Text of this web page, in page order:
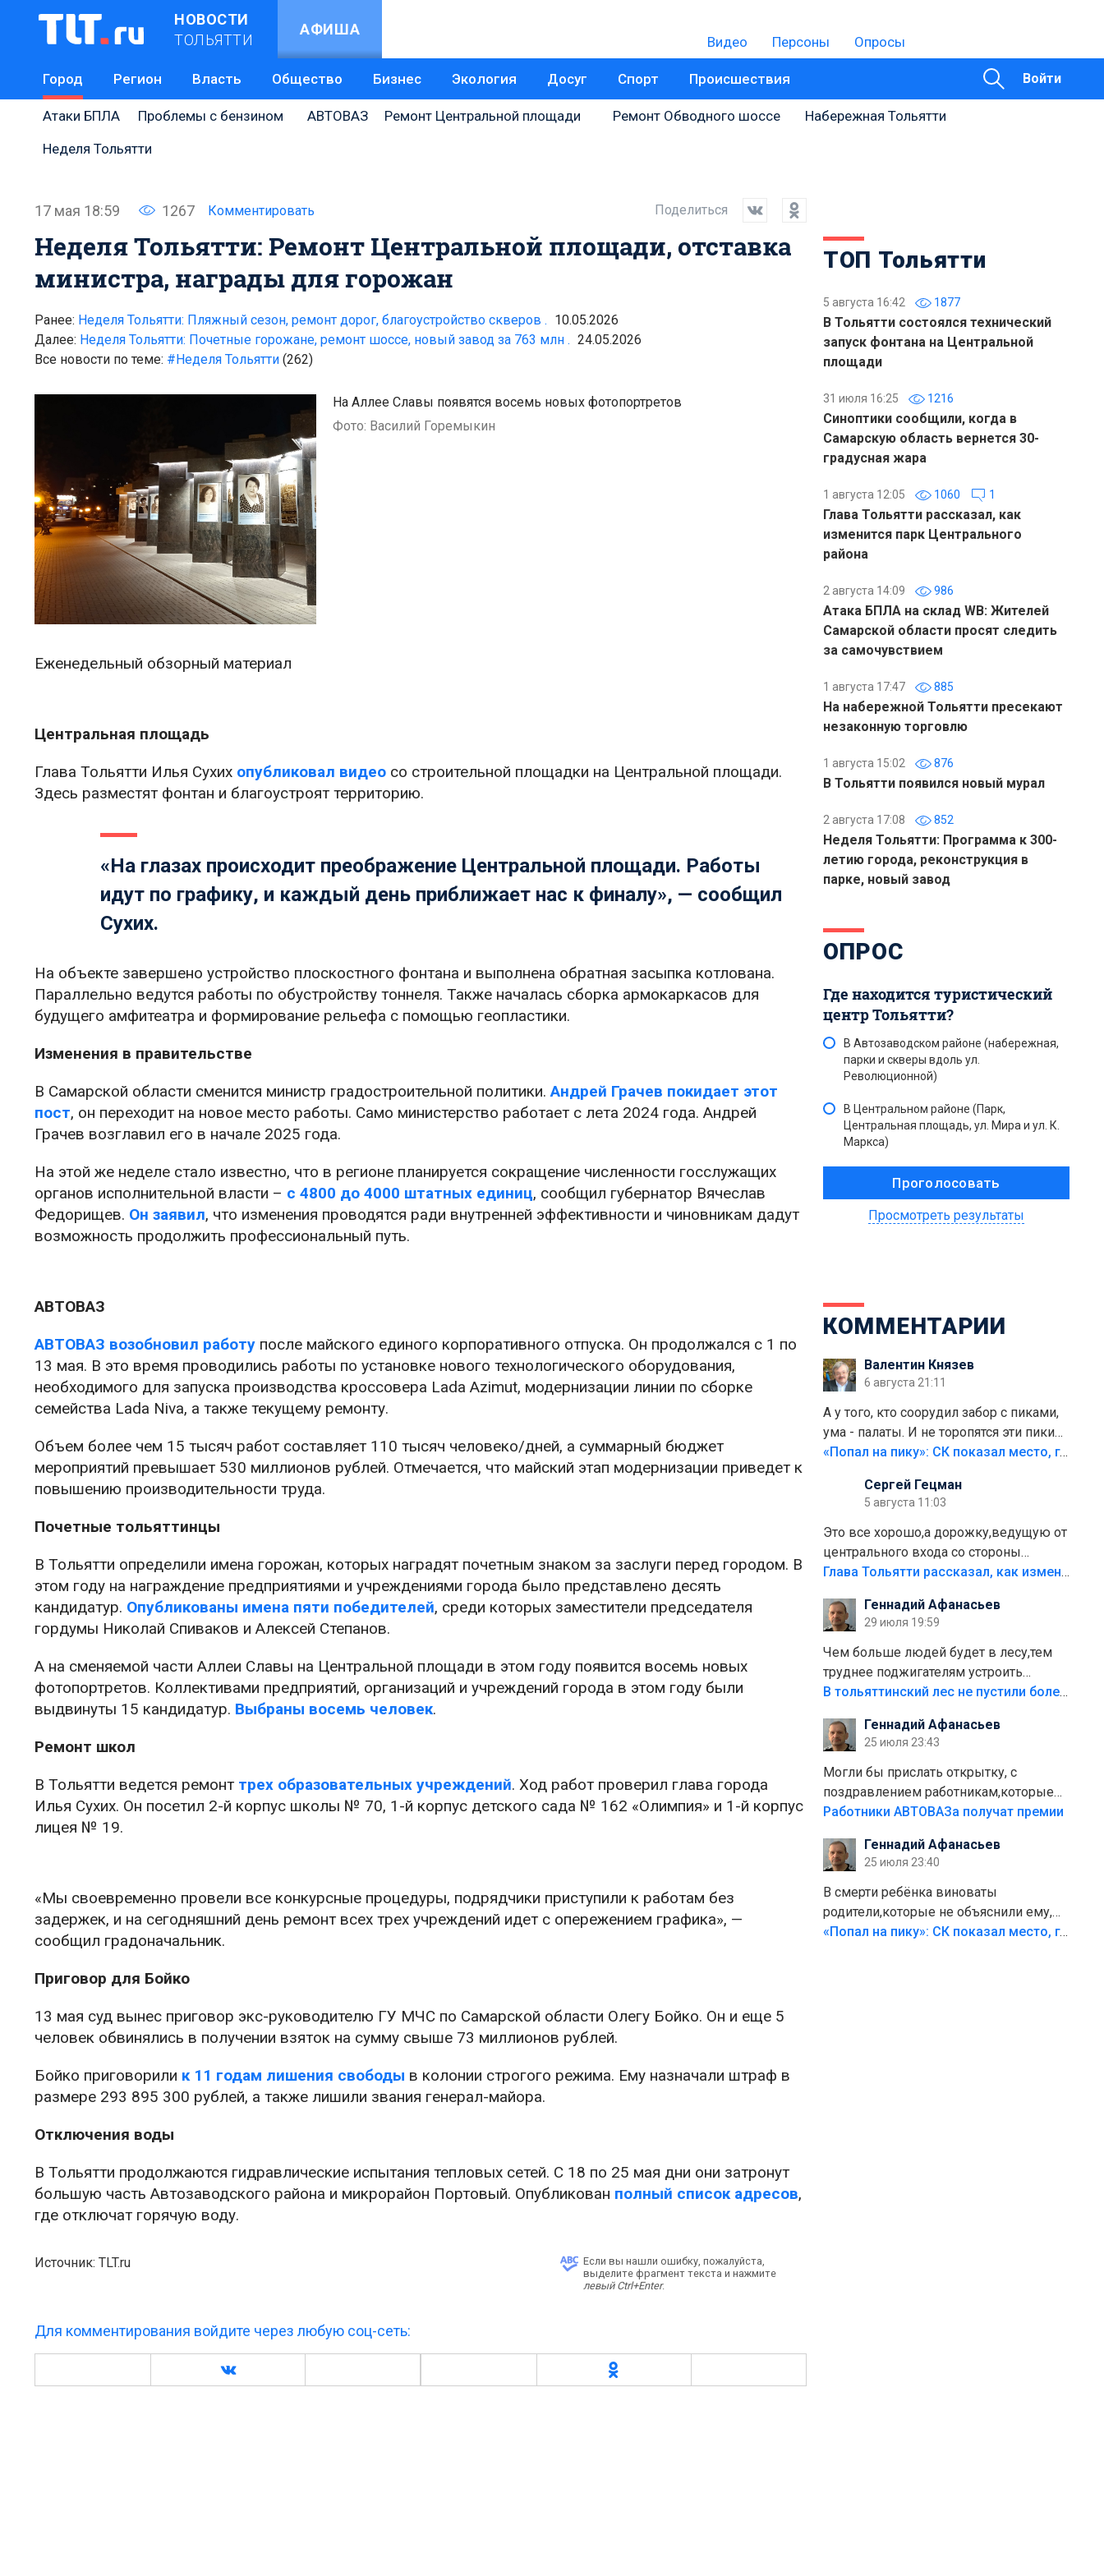
НОВОСТИ
ТОЛЬЯТТИ
АФИША
Видео Персоны Опросы
Город Регион Власть Общество Бизнес Экология Досуг Спорт Происшествия Войти
Атаки БПЛА Проблемы с бензином АВТОВАЗ Ремонт Центральной площади Ремонт Обводного шоссе
Набережная Тольятти
Неделя Тольятти
17 мая 18:59 1267 Комментировать Поделиться
Неделя Тольятти: Ремонт Центральной площади, отставка
министра, награды для горожан
Ранее: Неделя Тольятти: Пляжный сезон, ремонт дорог, благоустройство скверов . 10.05.2026
Далее: Неделя Тольятти: Почетные горожане, ремонт шоссе, новый завод за 763 млн . 24.05.2026
Все новости по теме: #Неделя Тольятти (262)
На Аллее Славы появятся восемь новых фотопортретов
Фото: Василий Горемыкин
Еженедельный обзорный материал
Центральная площадь
Глава Тольятти Илья Сухих опубликовал видео со строительной площадки на Центральной площади.
Здесь разместят фонтан и благоустроят территорию.
«На глазах происходит преображение Центральной площади. Работы
идут по графику, и каждый день приближает нас к финалу», — сообщил
Сухих.
На объекте завершено устройство плоскостного фонтана и выполнена обратная засыпка котлована.
Параллельно ведутся работы по обустройству тоннеля. Также началась сборка армокаркасов для
будущего амфитеатра и формирование рельефа с помощью геопластики.
Изменения в правительстве
В Самарской области сменится министр градостроительной политики.Андрей Грачев покидает этот
пост, он переходит на новое место работы. Само министерство работает с лета 2024 года. Андрей
Грачев возглавил его в начале 2025 года.
На этой же неделе стало известно, что в регионе планируется сокращение численности госслужащих
органов исполнительной власти – с 4800 до 4000 штатных единиц, сообщил губернатор Вячеслав
Федорищев. Он заявил, что изменения проводятся ради внутренней эффективности и чиновникам дадут
возможность продолжить профессиональный путь.
АВТОВАЗ
АВТОВАЗ возобновил работу после майского единого корпоративного отпуска. Он продолжался с 1 по
13 мая. В это время проводились работы по установке нового технологического оборудования,
необходимого для запуска производства кроссовера Lada Azimut, модернизации линии по сборке
семейства Lada Niva, а также текущему ремонту.
Объем более чем 15 тысяч работ составляет 110 тысяч человеко/дней, а суммарный бюджет
мероприятий превышает 530 миллионов рублей. Отмечается, что майский этап модернизации приведет к
повышению производительности труда.
Почетные тольяттинцы
В Тольятти определили имена горожан, которых наградят почетным знаком за заслуги перед городом. В
этом году на награждение предприятиями и учреждениями города было представлено десять
кандидатур. Опубликованы имена пяти победителей, среди которых заместители председателя
гордумы Николай Спиваков и Алексей Степанов.
А на сменяемой части Аллеи Славы на Центральной площади в этом году появится восемь новых
фотопортретов. Коллективами предприятий, организаций и учреждений города в этом году были
выдвинуты 15 кандидатур. Выбраны восемь человек.
Ремонт школ
В Тольятти ведется ремонт трех образовательных учреждений. Ход работ проверил глава города
Илья Сухих. Он посетил 2-й корпус школы № 70, 1-й корпус детского сада № 162 «Олимпия» и 1-й корпус
лицея № 19.
«Мы своевременно провели все конкурсные процедуры, подрядчики приступили к работам без
задержек, и на сегодняшний день ремонт всех трех учреждений идет с опережением графика», —
сообщил градоначальник.
Приговор для Бойко
13 мая суд вынес приговор экс-руководителю ГУ МЧС по Самарской области Олегу Бойко. Он и еще 5
человек обвинялись в получении взяток на сумму свыше 73 миллионов рублей.
Бойко приговорили к 11 годам лишения свободы в колонии строгого режима. Ему назначали штраф в
размере 293 895 300 рублей, а также лишили звания генерал-майора.
Отключения воды
В Тольятти продолжаются гидравлические испытания тепловых сетей. С 18 по 25 мая дни они затронут
большую часть Автозаводского района и микрорайон Портовый. Опубликован полный список адресов,
где отключат горячую воду.
Источник: TLT.ru
Если вы нашли ошибку, пожалуйста,
выделите фрагмент текста и нажмите
левый Ctrl+Enter.
Для комментирования войдите через любую соц-сеть:
ТОП Тольятти
5 августа 16:42 1877
В Тольятти состоялся технический
запуск фонтана на Центральной
площади
31 июля 16:25 1216
Синоптики сообщили, когда в
Самарскую область вернется 30-
градусная жара
1 августа 12:05 1060 1
Глава Тольятти рассказал, как
изменится парк Центрального
района
2 августа 14:09 986
Атака БПЛА на склад WB: Жителей
Самарской области просят следить
за самочувствием
1 августа 17:47 885
На набережной Тольятти пресекают
незаконную торговлю
1 августа 15:02 876
В Тольятти появился новый мурал
2 августа 17:08 852
Неделя Тольятти: Программа к 300-
летию города, реконструкция в
парке, новый завод
ОПРОС
Где находится туристический
центр Тольятти?
В Автозаводском районе (набережная,
парки и скверы вдоль ул.
Революционной)
В Центральном районе (Парк,
Центральная площадь, ул. Мира и ул. К.
Маркса)
Просмотреть результаты
КОММЕНТАРИИ
Валентин Князев
6 августа 21:11
А у того, кто соорудил забор с пиками,
ума - палаты. И не торопятся эти пики
срезать
«Попал на пику»: СК показал место, где был смертельно травмирован ребенок в Тольятти
Сергей Гецман
5 августа 11:03
Это все хорошо,а дорожку,ведущую от
центрального входа со стороны
кафе"Мираж" к аттракционам слабо
плитки не хватило,т.к.осенью и зимой
лежала в парке и испортилась.Да
еще,видимо,часть украли.
Глава Тольятти рассказал, как изменится парк Центрального района
Геннадий Афанасьев
29 июля 19:59
Чем больше людей будет в лесу,тем
труднее поджигателям устроить
пожар.Тех кто разводит костры,тех
полно стоит,почему водители всё
равно едут в лес? Штрафы мизерные.
В тольяттинский лес не пустили более тысячи автомобилей
Геннадий Афанасьев
25 июля 23:43
Могли бы прислать открытку, с
поздравлением работникам,которые
больше сорока лет отработали на
Работники АВТОВАЗа получат премии
Геннадий Афанасьев
25 июля 23:40
В смерти ребёнка виноваты
родители,которые не объяснили ему,
что такое хорошо и что такое плохо!
«Попал на пику»: СК показал место, где был смертельно травмирован ребенок в Тольятти